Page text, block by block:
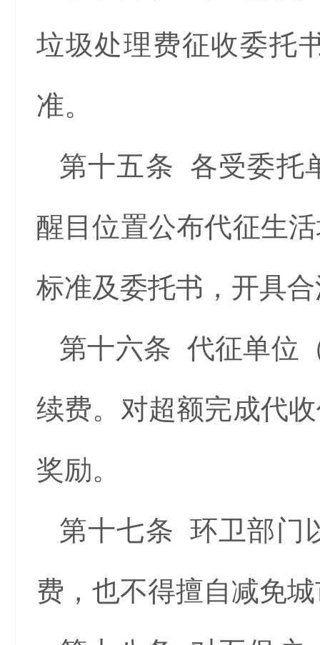
垃圾处理费征收委托
准。
第十五条 各受委托
醒目位置公布代征生
标准及委托书，开具
第十六条 代征单位
续费。对超额完成代
奖励。
第十七条 环卫部门
费，也不得擅自减免